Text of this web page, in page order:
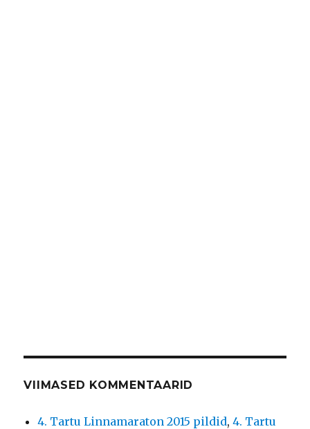
VIIMASED KOMMENTAARID
4. Tartu Linnamaraton 2015 pildid,4. Tartu